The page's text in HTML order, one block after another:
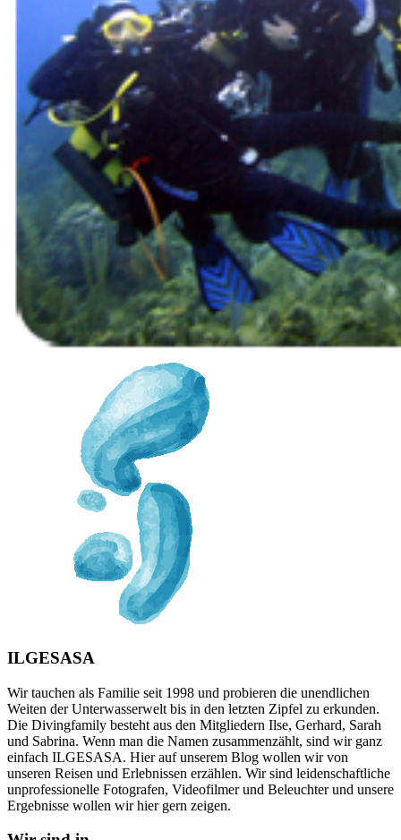
ILGESASA
Wir tauchen als Familie seit 1998 und probieren die unendlichen
Weiten der Unterwasserwelt bis in den letzten Zipfel zu erkunden.
Die Divingfamily besteht aus den Mitgliedern Ilse, Gerhard, Sarah
und Sabrina. Wenn man die Namen zusammenzählt, sind wir ganz
einfach ILGESASA. Hier auf unserem Blog wollen wir von
unseren Reisen und Erlebnissen erzählen. Wir sind leidenschaftliche
unprofessionelle Fotografen, Videofilmer und Beleuchter und unsere
Ergebnisse wollen wir hier gern zeigen.